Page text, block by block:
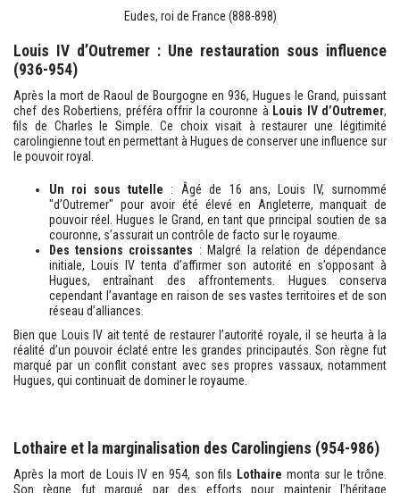
Eudes, roi de France (888-898)
Louis IV d’Outremer : Une restauration sous influence
(936-954)
Après la mort de Raoul de Bourgogne en 936, Hugues le Grand, puissant
chef des Robertiens, préféra offrir la couronne à Louis IV d’Outremer,
fils de Charles le Simple. Ce choix visait à restaurer une légitimité
carolingienne tout en permettant à Hugues de conserver une influence sur
le pouvoir royal.
Un roi sous tutelle : Âgé de 16 ans, Louis IV, surnommé
"d’Outremer" pour avoir été élevé en Angleterre, manquait de
pouvoir réel. Hugues le Grand, en tant que principal soutien de sa
couronne, s’assurait un contrôle de facto sur le royaume.
Des tensions croissantes : Malgré la relation de dépendance
initiale, Louis IV tenta d’affirmer son autorité en s’opposant à
Hugues, entraînant des affrontements. Hugues conserva
cependant l’avantage en raison de ses vastes territoires et de son
réseau d’alliances.
Bien que Louis IV ait tenté de restaurer l’autorité royale, il se heurta à la
réalité d’un pouvoir éclaté entre les grandes principautés. Son règne fut
marqué par un conflit constant avec ses propres vassaux, notamment
Hugues, qui continuait de dominer le royaume.
Lothaire et la marginalisation des Carolingiens (954-986)
Après la mort de Louis IV en 954, son fils Lothaire monta sur le trône.
Son règne fut marqué par des efforts pour maintenir l’héritage